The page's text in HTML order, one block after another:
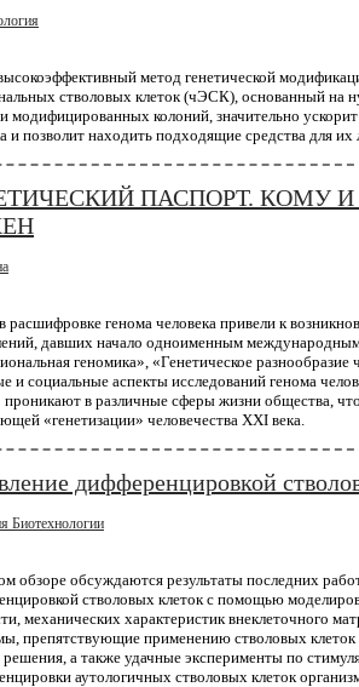
разрабатывают
от рака
пациента в соответствии со специфическими мутациями
позволяют надеяться, что крайность однажды стан...
2 миллионов
крупнейших в мире фармацевтических компаний
является компиляция геномных и медицинских данных,
в течение следующего десят...
CRISPR можно
ученые применили технологию CRISPR для внедрения
Их работа, в которой метод CRISPR использовался на
в котором метод генного...
метод генетической
стволовых клеток (чЭСК), основанный на
модифицированных колоний, значительно
и позволит находить подходящие средства для их
ПАСПОРТ. КОМУ
расшифровке генома человека привели к
давших начало одноименным
геномика», «Генетическое разнообразие
и социальные аспекты исследований генома
проникают в различные сферы жизни общества,
«генетизации» человечества XXI века.
дифференцировкой
Биотехнологии
обзоре обсуждаются результаты последних
стволовых клеток с помощью
механических характеристик внеклеточного
препятствующие применению стволовых клеток
а также удачные эксперименты по
аутологичных стволовых клеток